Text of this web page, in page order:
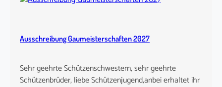
Ausschreibung Gaumeisterschaften 2027
Sehr geehrte Schützenschwestern, sehr geehrte
Schützenbrüder, liebe Schützenjugend,anbei erhaltet ihr